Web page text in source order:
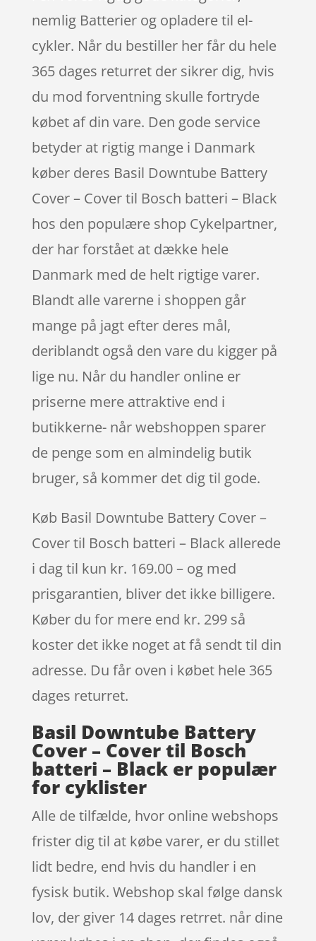
nemlig Batterier og opladere til el-
cykler. Når du bestiller her får du hele
365 dages returret der sikrer dig, hvis
du mod forventning skulle fortryde
købet af din vare. Den gode service
betyder at rigtig mange i Danmark
køber deres Basil Downtube Battery
Cover – Cover til Bosch batteri – Black
hos den populære shop Cykelpartner,
der har forstået at dække hele
Danmark med de helt rigtige varer.
Blandt alle varerne i shoppen går
mange på jagt efter deres mål,
deriblandt også den vare du kigger på
lige nu. Når du handler online er
priserne mere attraktive end i
butikkerne- når webshoppen sparer
de penge som en almindelig butik
bruger, så kommer det dig til gode.
Køb Basil Downtube Battery Cover –
Cover til Bosch batteri – Black allerede
i dag til kun kr. 169.00 – og med
prisgarantien, bliver det ikke billigere.
Køber du for mere end kr. 299 så
koster det ikke noget at få sendt til din
adresse. Du får oven i købet hele 365
dages returret.
Basil Downtube Battery
Cover – Cover til Bosch
batteri – Black er populær
for cyklister
Alle de tilfælde, hvor online webshops
frister dig til at købe varer, er du stillet
lidt bedre, end hvis du handler i en
fysisk butik. Webshop skal følge dansk
lov, der giver 14 dages retrret. når dine